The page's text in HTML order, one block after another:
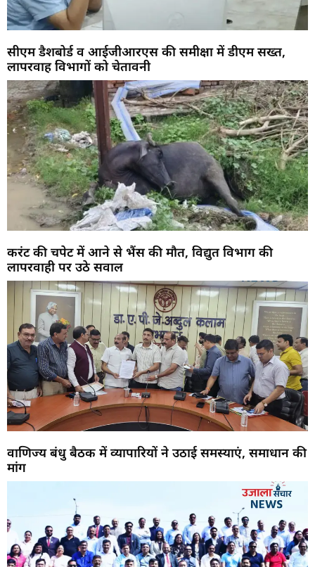
सीएम डैशबोर्ड व आईजीआरएस की समीक्षा में डीएम सख्त,
लापरवाह विभागों को चेतावनी
करंट की चपेट में आने से भैंस की मौत, विद्युत विभाग की
लापरवाही पर उठे सवाल
वाणिज्य बंधु बैठक में व्यापारियों ने उठाई समस्याएं, समाधान की
मांग